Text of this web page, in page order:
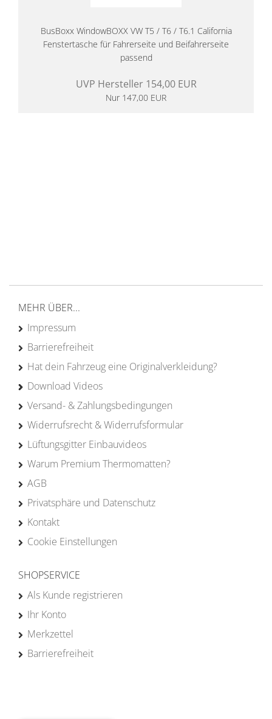
BusBoxx WindowBOXX VW T5 / T6 / T6.1 California
Fenstertasche für Fahrerseite und Beifahrerseite
passend
UVP Hersteller 154,00 EUR
Nur 147,00 EUR
MEHR ÜBER...
Impressum
Barrierefreiheit
Hat dein Fahrzeug eine Originalverkleidung?
Download Videos
Versand- & Zahlungsbedingungen
Widerrufsrecht & Widerrufsformular
Lüftungsgitter Einbauvideos
Warum Premium Thermomatten?
AGB
Privatsphäre und Datenschutz
Kontakt
Cookie Einstellungen
SHOPSERVICE
Als Kunde registrieren
Ihr Konto
Merkzettel
Barrierefreiheit